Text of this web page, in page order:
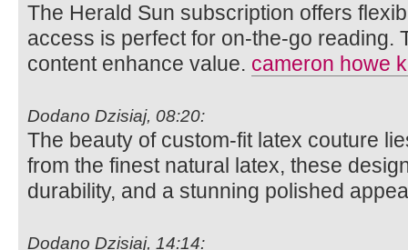
The Herald Sun subscription offers
access is perfect for on-the-go reading.
content enhance value. cameron howe
Dodano Dzisiaj, 08:20:
The beauty of custom-fit latex couture
from the finest natural latex, these
durability, and a stunning polished
Dodano Dzisiaj, 14:14: